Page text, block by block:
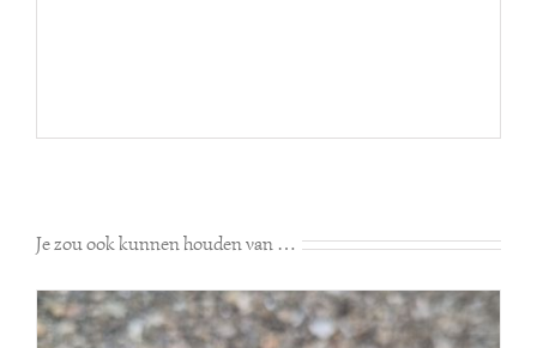
Je zou ook kunnen houden van …